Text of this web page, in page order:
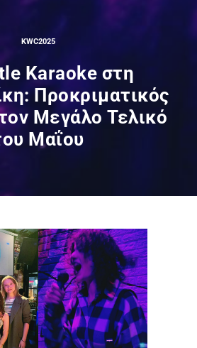
KWC2025
Karaoke στη
Προκριματικός
Μεγάλο Τελικό
Μαΐου